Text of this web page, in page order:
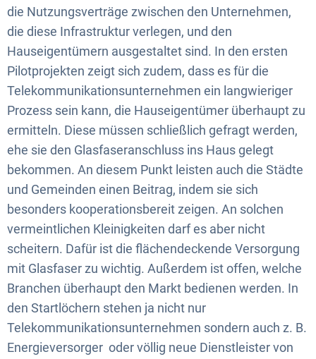
die Nutzungsverträge zwischen den Unternehmen,
die diese Infrastruktur verlegen, und den
Hauseigentümern ausgestaltet sind. In den ersten
Pilotprojekten zeigt sich zudem, dass es für die
Telekommunikationsunternehmen ein langwieriger
Prozess sein kann, die Hauseigentümer überhaupt zu
ermitteln. Diese müssen schließlich gefragt werden,
ehe sie den Glasfaseranschluss ins Haus gelegt
bekommen. An diesem Punkt leisten auch die Städte
und Gemeinden einen Beitrag, indem sie sich
besonders kooperationsbereit zeigen. An solchen
vermeintlichen Kleinigkeiten darf es aber nicht
scheitern. Dafür ist die flächendeckende Versorgung
mit Glasfaser zu wichtig. Außerdem ist offen, welche
Branchen überhaupt den Markt bedienen werden. In
den Startlöchern stehen ja nicht nur
Telekommunikationsunternehmen sondern auch z. B.
Energieversorger oder völlig neue Dienstleister von